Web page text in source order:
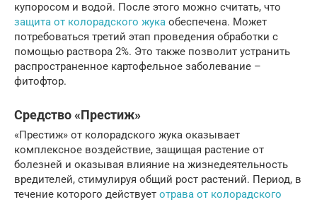
купоросом и водой. После этого можно считать, что
защита от колорадского жука обеспечена. Может
потребоваться третий этап проведения обработки с
помощью раствора 2%. Это также позволит устранить
распространенное картофельное заболевание –
фитофтор.
Средство «Престиж»
«Престиж» от колорадского жука оказывает
комплексное воздействие, защищая растение от
болезней и оказывая влияние на жизнедеятельность
вредителей, стимулируя общий рост растений. Период, в
течение которого действует отрава от колорадского